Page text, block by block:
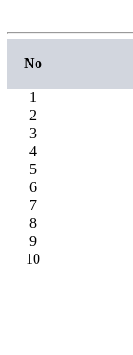
No
1
2
3
4
5
6
7
8
9
10